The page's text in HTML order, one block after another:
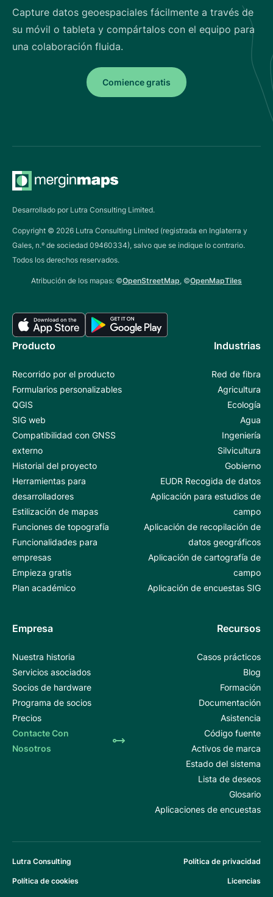
Capture datos geoespaciales fácilmente a través de
su móvil o tableta y compártalos con el equipo para
una colaboración fluida.
Comience gratis
Desarrollado por Lutra Consulting Limited.
Copyright © 2026 Lutra Consulting Limited (registrada en Inglaterra y
Gales, n.º de sociedad 09460334), salvo que se indique lo contrario.
Todos los derechos reservados.
Atribución de los mapas: ©OpenStreetMap, ©OpenMapTiles
Producto
Recorrido por el producto
Formularios personalizables
QGIS
SIG web
Compatibilidad con GNSS
externo
Historial del proyecto
Herramientas para
desarrolladores
Estilización de mapas
Funciones de topografía
Funcionalidades para
empresas
Empieza gratis
Plan académico
Industrias
Red de fibra
Agricultura
Ecología
Agua
Ingeniería
Silvicultura
Gobierno
EUDR Recogida de datos
Aplicación para estudios de
campo
Aplicación de recopilación de
datos geográficos
Aplicación de cartografía de
campo
Aplicación de encuestas SIG
Empresa
Nuestra historia
Servicios asociados
Socios de hardware
Programa de socios
Precios
Contacte Con
Nosotros
Recursos
Casos prácticos
Blog
Formación
Documentación
Asistencia
Código fuente
Activos de marca
Estado del sistema
Lista de deseos
Glosario
Aplicaciones de encuestas
Lutra Consulting Política de privacidad
Política de cookies Licencias